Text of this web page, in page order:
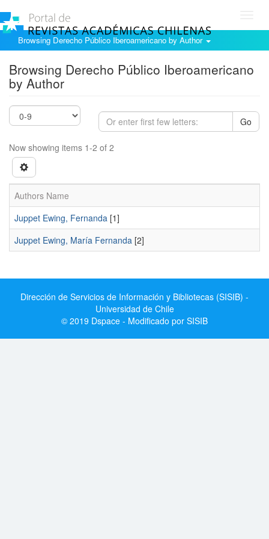
Browsing Derecho Público Iberoamericano by Author
Browsing Derecho Público Iberoamericano
by Author
Go
Now showing items 1-2 of 2
Authors Name
Juppet Ewing, Fernanda [1]
Juppet Ewing, María Fernanda [2]
Dirección de Servicios de Información y Bibliotecas (SISIB) -
Universidad de Chile
© 2019 Dspace - Modificado por SISIB